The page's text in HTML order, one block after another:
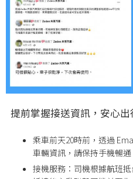
提前掌握接送資訊，安心出
乘車前天20時前，透過
車輛資訊，請保持手機暢通
接機服務：司機根據航班抵